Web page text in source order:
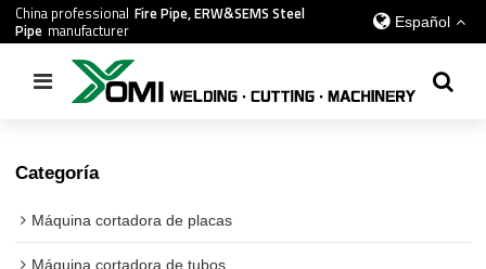
China professional Fire Pipe, ERW&SEMS Steel
Pipe manufacturer Español
todos / máquina cortadora de tubos
Categoría
Máquina cortadora de placas
Máquina cortadora de tubos